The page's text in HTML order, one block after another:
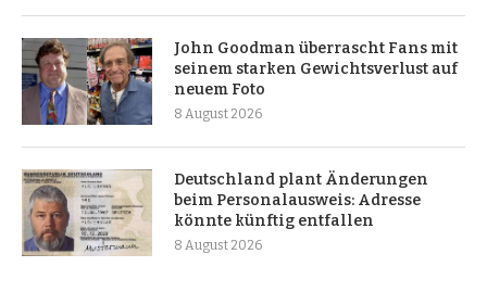
John Goodman überrascht Fans mit
seinem starken Gewichtsverlust auf
neuem Foto
8 August 2026
Deutschland plant Änderungen
beim Personalausweis: Adresse
könnte künftig entfallen
8 August 2026